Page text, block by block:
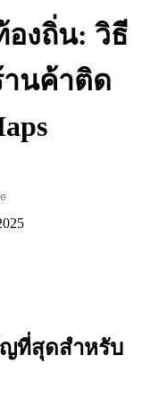
องถิ่น: วิธี
านค้าติด
ญที่สุดสำหรับ